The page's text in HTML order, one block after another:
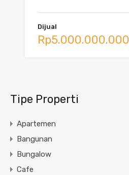
Dijual
Rp5.000.000.000
Tipe Properti
Apartemen
Bangunan
Bungalow
Cafe